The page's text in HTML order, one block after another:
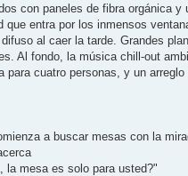
con paneles de fibra orgánica
entra por los inmensos
al caer la tarde. Grandes
Al fondo, la música chill-out
cuatro personas, y un
a buscar mesas con la
la mesa es solo para usted?"